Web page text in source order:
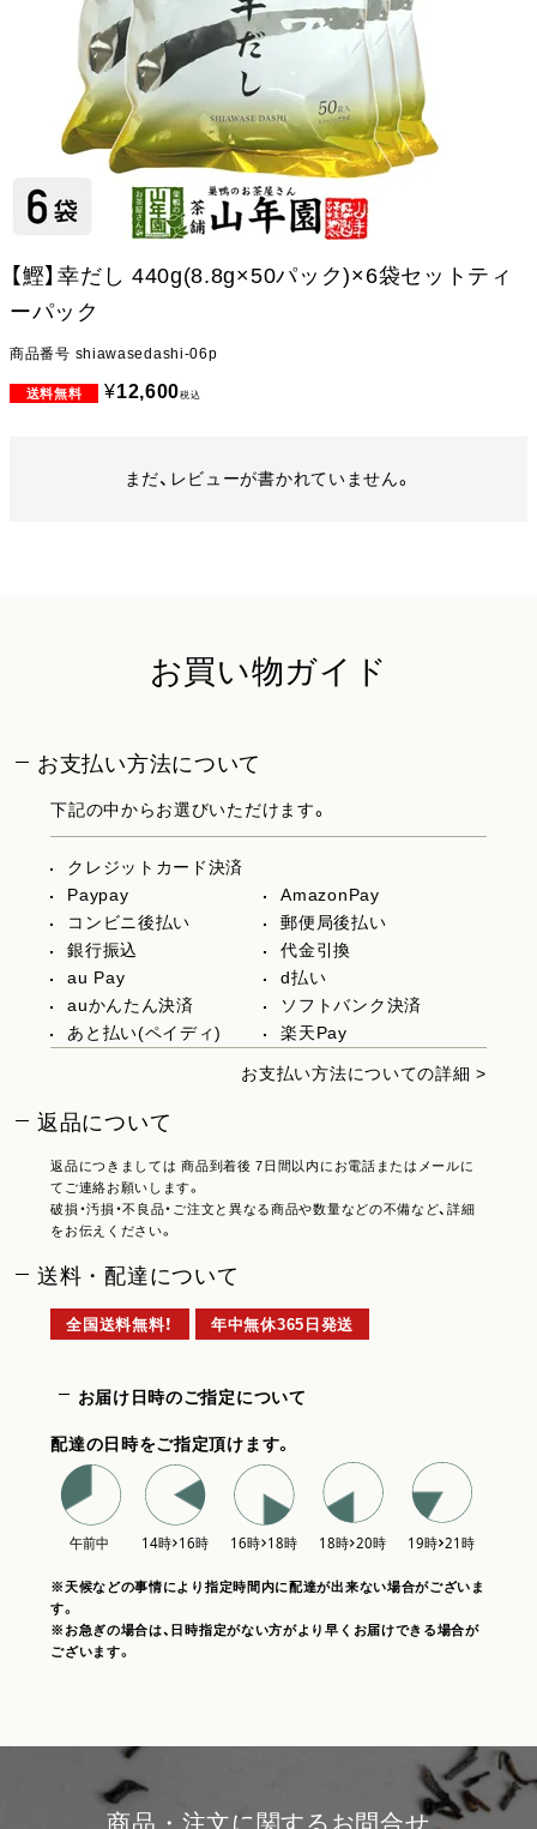
【鰹】幸だし 440g(8.8g×50パック)×6袋セットティ
ーパック
商品番号 shiawasedashi-06p
¥12,600税込
まだ、レビューが書かれていません。
お買い物ガイド
お支払い方法について
下記の中からお選びいただけます。
クレジットカード決済
Paypay
AmazonPay
コンビニ後払い
郵便局後払い
銀行振込
代金引換
au Pay
d払い
auかんたん決済
ソフトバンク決済
あと払い(ペイディ)
楽天Pay
お支払い方法についての詳細 >
返品について
返品につきましては 商品到着後 7日間以内にお電話またはメールに
てご連絡お願いします。
破損・汚損・不良品・ご注文と異なる商品や数量などの不備など、詳細
をお伝えください。
送料・配達について
全国送料無料！ 年中無休365日発送
お届け日時のご指定について
配達の日時をご指定頂けます。
※天候などの事情により指定時間内に配達が出来ない場合がございま
す。
※お急ぎの場合は、日時指定がない方がより早くお届けできる場合が
ございます。
商品・注文に関するお問合せ